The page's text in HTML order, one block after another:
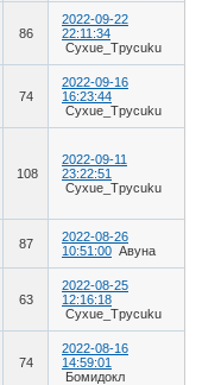
86
2022-09-22
22:11:34
Cyxue_Tpycuku
74
2022-09-16
16:23:44
Cyxue_Tpycuku
108
2022-09-11
23:22:51
Cyxue_Tpycuku
87
2022-08-26
10:51:00 Авуна
63
2022-08-25
12:16:18
Cyxue_Tpycuku
74
2022-08-16
14:59:01
Бомидокл